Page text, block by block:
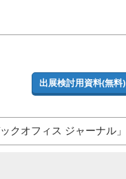
出展検討用資料(無料)
クオフィス ジャーナル」